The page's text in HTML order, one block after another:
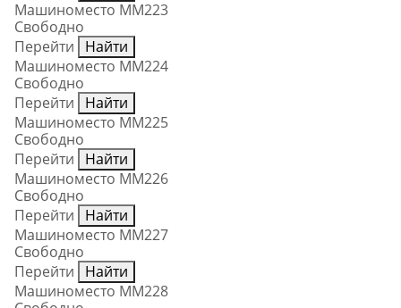
Машиноместо ММ223
Свободно
Перейти
Найти
Машиноместо ММ224
Свободно
Перейти
Найти
Машиноместо ММ225
Свободно
Перейти
Найти
Машиноместо ММ226
Свободно
Перейти
Найти
Машиноместо ММ227
Свободно
Перейти
Найти
Машиноместо ММ228